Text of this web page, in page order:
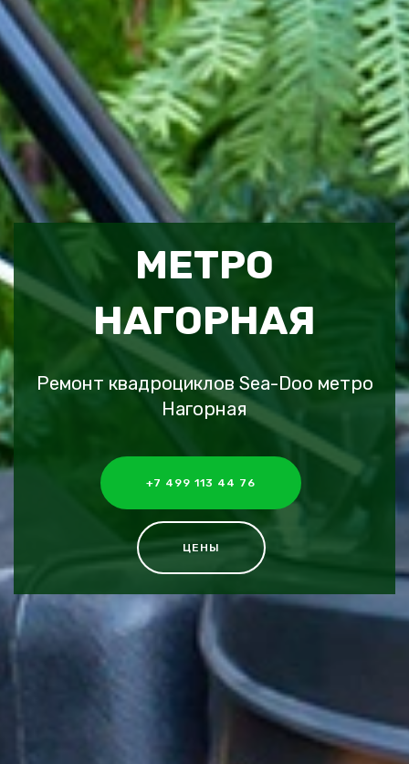
МЕТРО
НАГОРНАЯ
Ремонт квадроциклов Sea-Doo метро
Нагорная
+7 499 113 44 76
ЦЕНЫ